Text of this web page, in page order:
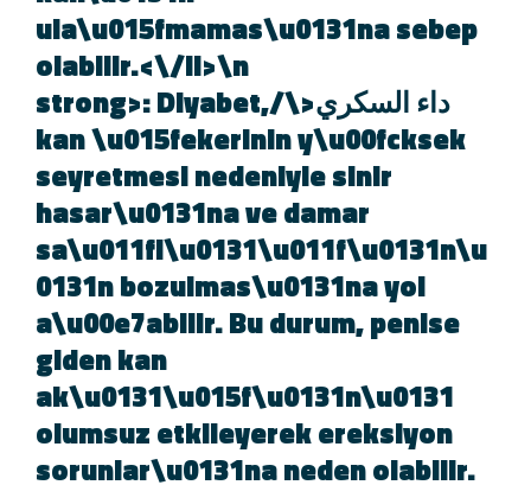
ula\u015fmamas\u0131na sebep
olabilir.<\/li>\n
داء السكري<\/strong>: Diyabet,
kan \u015fekerinin y\u00fcksek
seyretmesi nedeniyle sinir
hasar\u0131na ve damar
0131n bozulmas\u0131na yol
a\u00e7abilir. Bu durum, penise
giden kan
ak\u0131\u015f\u0131n\u0131
olumsuz etkileyerek ereksiyon
sorunlar\u0131na neden olabilir.